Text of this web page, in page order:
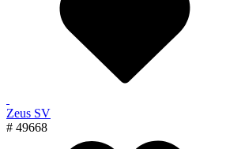
Zeus SV
# 49668